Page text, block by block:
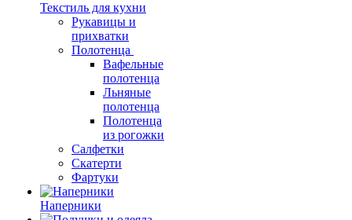
Текстиль для кухни
Рукавицы и
прихватки
Полотенца
Вафельные
полотенца
Льняные
полотенца
Полотенца
из рогожки
Салфетки
Скатерти
Фартуки
Наперники